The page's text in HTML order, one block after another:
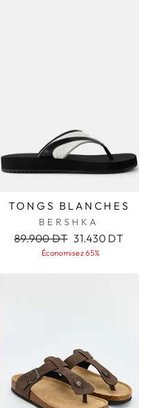
TONGS BLANCHES
BERSHKA
Prix
régulier
89.900 DT Prix
réduit
31.430 DT
Économisez 65%